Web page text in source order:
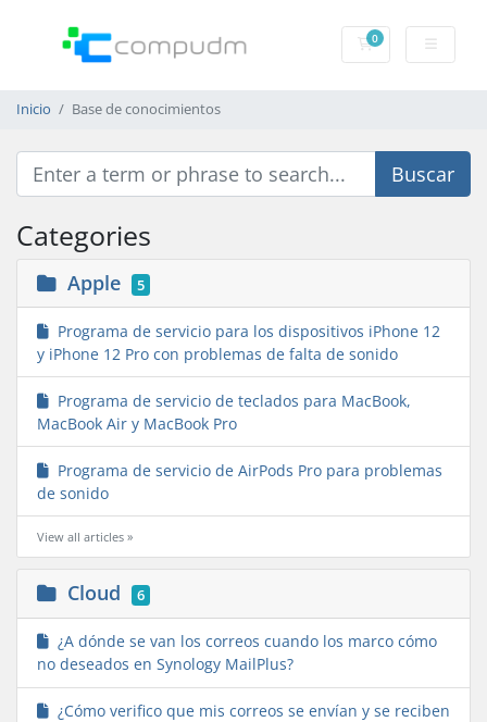
0Carrito de
Inicio Base de conocimientos
Categories
Apple 5
Programa de servicio para los dispositivos iPhone 12
y iPhone 12 Pro con problemas de falta de sonido
Programa de servicio de teclados para MacBook,
MacBook Air y MacBook Pro
Programa de servicio de AirPods Pro para problemas
de sonido
View all articles »
Cloud 6
¿A dónde se van los correos cuando los marco cómo
no deseados en Synology MailPlus?
¿Cómo verifico que mis correos se envían y se reciben